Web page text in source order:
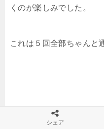
くのが楽しみでした。
これは５回全部ちゃんと
その後、結婚式が終わっ
シェア